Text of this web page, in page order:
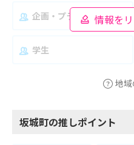
情報を
企画・プランナー
学生
地
坂城町の推しポイント